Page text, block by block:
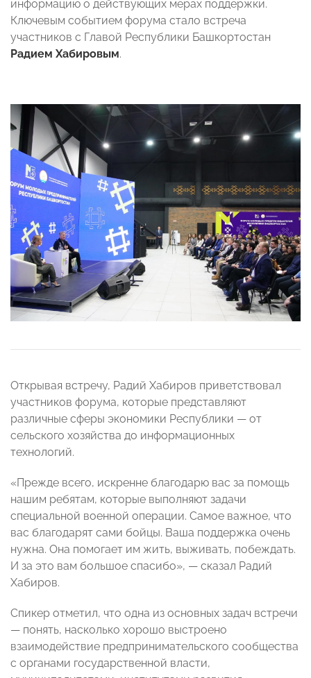
информацию о действующих мерах поддержки.
Ключевым событием форума стало встреча
участников с Главой Республики Башкортостан
Радием Хабировым.
Открывая встречу, Радий Хабиров приветствовал
участников форума, которые представляют
различные сферы экономики Республики — от
сельского хозяйства до информационных
технологий.
«Прежде всего, искренне благодарю вас за помощь
нашим ребятам, которые выполняют задачи
специальной военной операции. Самое важное, что
вас благодарят сами бойцы. Ваша поддержка очень
нужна. Она помогает им жить, выживать, побеждать.
И за это вам большое спасибо», — сказал Радий
Хабиров.
Спикер отметил, что одна из основных задач встречи
— понять, насколько хорошо выстроено
взаимодействие предпринимательского сообщества
с органами государственной власти,